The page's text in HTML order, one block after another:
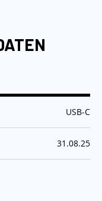
:USB-C
:31.08.25